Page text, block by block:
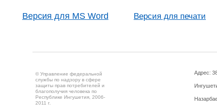
Версия для MS Word Версия для печати
© Управление федеральной
службы по надзору в сфере
защиты прав потребителей и
благополучия человека по
Республике Ингушетия, 2006-
2011 г.
Адрес: